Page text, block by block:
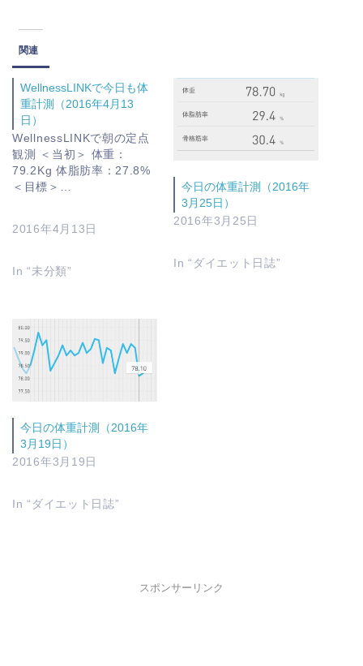
関連
WellnessLINKで今日も体
重計測（2016年4月13
日）
WellnessLINKで朝の定点
観測 ＜当初＞ 体重：
79.2Kg 体脂肪率：27.8%
＜目標＞…
2016年4月13日
In “未分類”
今日の体重計測（2016年
3月25日）
2016年3月25日
In “ダイエット日誌”
今日の体重計測（2016年
3月19日）
2016年3月19日
In “ダイエット日誌”
スポンサーリンク